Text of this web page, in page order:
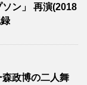
ン」 再演(2018
政博の二人舞